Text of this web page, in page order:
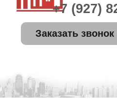
+7 (927)
Заказать звонок